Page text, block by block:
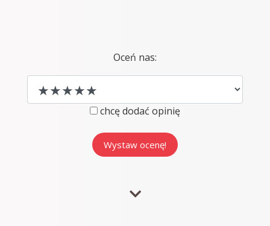
Oceń nas:
chcę dodać opinię